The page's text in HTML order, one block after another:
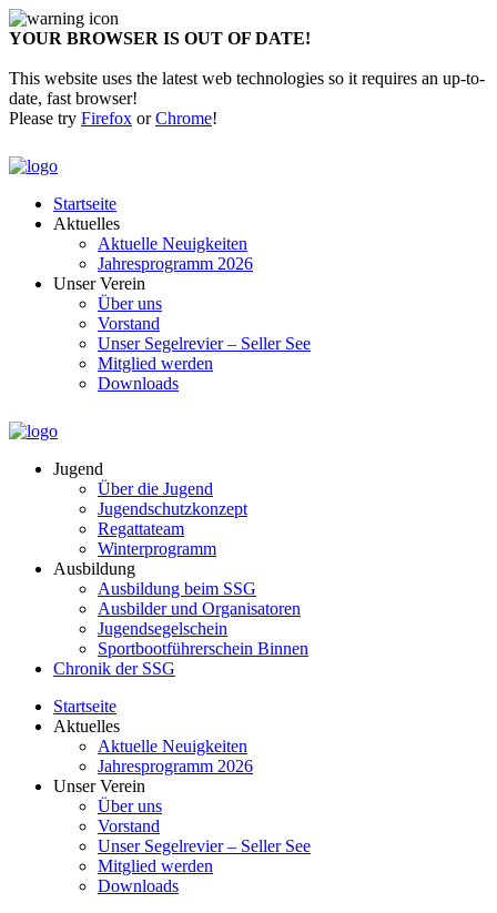
YOUR BROWSER IS OUT OF DATE!
This website uses the latest web technologies so it requires an up-to-
date, fast browser!
Please try Firefox orChrome!
Startseite
Aktuelles
Aktuelle Neuigkeiten
Jahresprogramm 2026
Unser Verein
Über uns
Vorstand
Unser Segelrevier – Seller See
Mitglied werden
Downloads
Jugend
Über die Jugend
Jugendschutzkonzept
Regattateam
Winterprogramm
Ausbildung
Ausbildung beim SSG
Ausbilder und Organisatoren
Jugendsegelschein
Sportbootführerschein Binnen
Chronik der SSG
Startseite
Aktuelles
Aktuelle Neuigkeiten
Jahresprogramm 2026
Unser Verein
Über uns
Vorstand
Unser Segelrevier – Seller See
Mitglied werden
Downloads